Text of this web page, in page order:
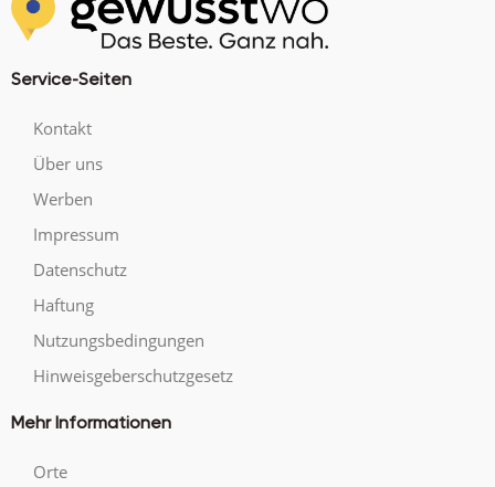
Service-Seiten
Kontakt
Über uns
Werben
Impressum
Datenschutz
Haftung
Nutzungsbedingungen
Hinweisgeberschutzgesetz
Mehr Informationen
Orte